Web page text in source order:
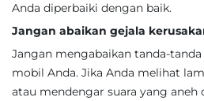
Anda diperbaiki dengan baik.
Jangan abaikan gejala
Jangan mengabaikan tanda-
mobil Anda. Jika Anda melihat
atau mendengar suara yang aneh